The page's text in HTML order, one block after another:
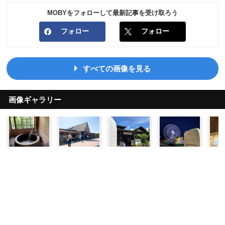
MOBYをフォローして最新記事を受け取ろう
フォロー フォロー
すべての画像を見る
画像ギャラリー